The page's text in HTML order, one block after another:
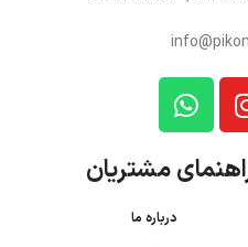
مشتریان
ما